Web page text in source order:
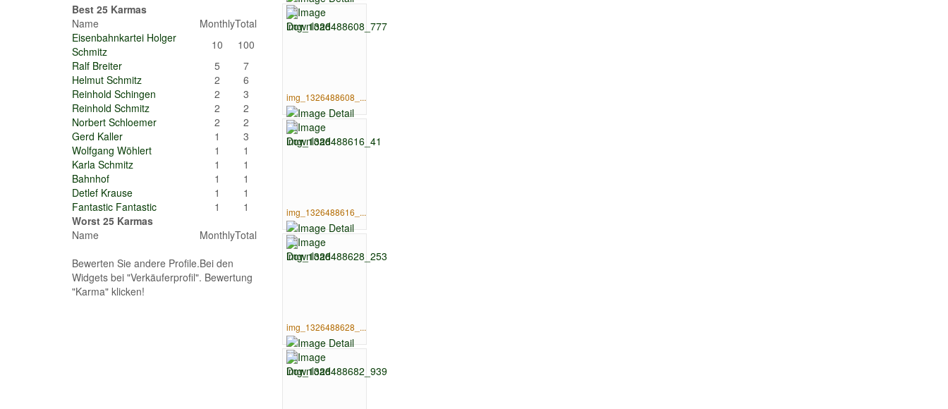
Best 25 Karmas
Name
MonthlyTotal
Eisenbahnkartei Holger
Schmitz
10
100
Ralf Breiter
5
7
Helmut Schmitz
2
6
Reinhold Schingen
2
3
Reinhold Schmitz
2
2
Norbert Schloemer
2
2
Gerd Kaller
1
3
Wolfgang Wöhlert
1
1
Karla Schmitz
1
1
Bahnhof
1
1
Detlef Krause
1
1
Fantastic Fantastic
1
1
Worst 25 Karmas
Name
MonthlyTotal
Bewerten Sie andere Profile.Bei den
Widgets bei "Verkäuferprofil". Bewertung
"Karma" klicken!
img_1326488608_...
img_1326488616_...
img_1326488628_...